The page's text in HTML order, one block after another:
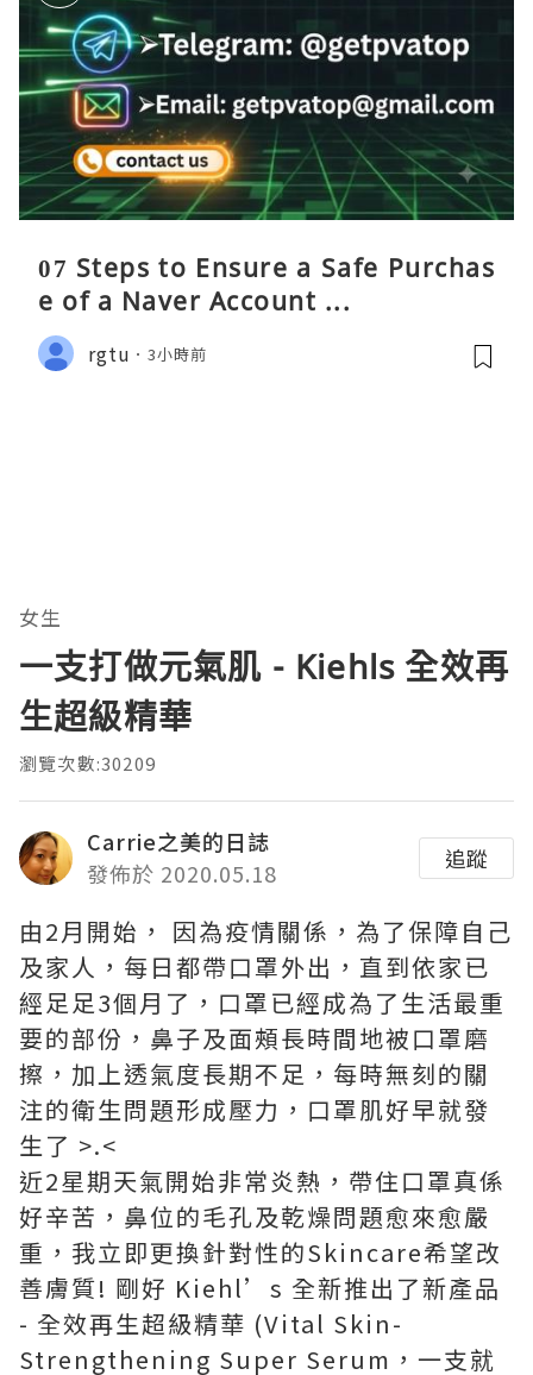
07 Steps to Ensure a Safe Purchas
e of a Naver Account ...
rgtu 3小時前
女生
一支打做元氣肌 - Kiehls 全效再
生超級精華
瀏覽次數:30209
Carrie之美的日誌
發佈於 2020.05.18
追蹤
由2月開始， 因為疫情關係，為了保障自己
及家人，每日都帶口罩外出，直到依家已
經足足3個月了，口罩已經成為了生活最重
要的部份，鼻子及面頰長時間地被口罩磨
擦，加上透氣度長期不足，每時無刻的關
注的衛生問題形成壓力，口罩肌好早就發
生了 >.<
近2星期天氣開始非常炎熱，帶住口罩真係
好辛苦，鼻位的毛孔及乾燥問題愈來愈嚴
重，我立即更換針對性的Skincare希望改
善膚質! 剛好 Kiehl’s 全新推出了新產品
- 全效再生超級精華 (Vital Skin-
Strengthening Super Serum，一支就